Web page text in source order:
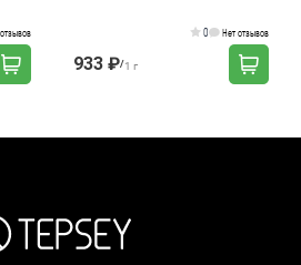
0 Нет отзывов
933 ₽/1 г